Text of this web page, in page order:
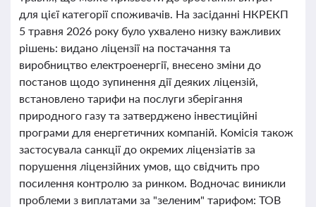
для цієї категорії споживачів. На засіданні НКРЕКП
5 травня 2026 року було ухвалено низку важливих
рішень: видано ліцензії на постачання та
виробництво електроенергії, внесено зміни до
постанов щодо зупинення дії деяких ліцензій,
встановлено тарифи на послуги зберігання
природного газу та затверджено інвестиційні
програми для енергетичних компаній. Комісія також
застосувала санкції до окремих ліцензіатів за
порушення ліцензійних умов, що свідчить про
посилення контролю за ринком. Водночас виникли
проблеми з виплатами за "зеленим" тарифом: ТОВ